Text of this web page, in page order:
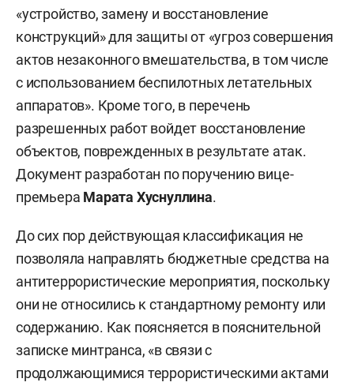
«устройство, замену и восстановление
конструкций» для защиты от «угроз совершения
актов незаконного вмешательства, в том числе
с использованием беспилотных летательных
аппаратов». Кроме того, в перечень
разрешенных работ войдет восстановление
объектов, поврежденных в результате атак.
Документ разработан по поручению вице-
премьера Марата Хуснуллина.
До сих пор действующая классификация не
позволяла направлять бюджетные средства на
антитеррористические мероприятия, поскольку
они не относились к стандартному ремонту или
содержанию. Как поясняется в пояснительной
записке минтранса, «в связи с
продолжающимися террористическими актами